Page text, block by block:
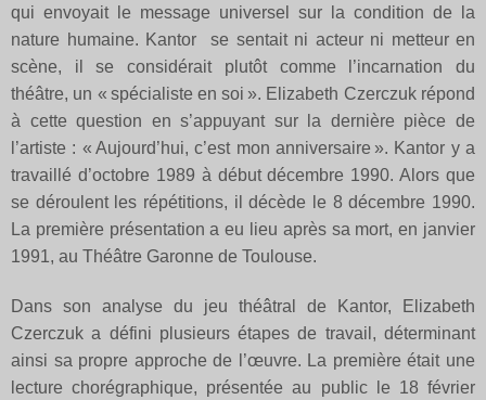
qui envoyait le message universel sur la condition de la
nature humaine. Kantor se sentait ni acteur ni metteur en
scène, il se considérait plutôt comme l’incarnation du
théâtre, un « spécialiste en soi ». Elizabeth Czerczuk répond
à cette question en s’appuyant sur la dernière pièce de
l’artiste : « Aujourd’hui, c’est mon anniversaire ». Kantor y a
travaillé d’octobre 1989 à début décembre 1990. Alors que
se déroulent les répétitions, il décède le 8 décembre 1990.
La première présentation a eu lieu après sa mort, en janvier
1991, au Théâtre Garonne de Toulouse.
Dans son analyse du jeu théâtral de Kantor, Elizabeth
Czerczuk a défini plusieurs étapes de travail, déterminant
ainsi sa propre approche de l’œuvre. La première était une
lecture chorégraphique, présentée au public le 18 février